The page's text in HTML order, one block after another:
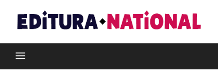
content
Editura Național